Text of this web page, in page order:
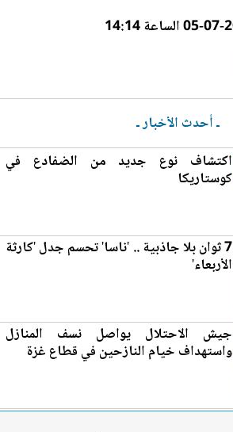
ـ أحدث الأخبار ـ
اكتشاف نوع جديد من الضفادع في
كوستاريكا
7 ثوان بلا جاذبية .. 'ناسا' تحسم جدل 'كارثة
الأربعاء'
جيش الاحتلال يواصل نسف المنازل
واستهداف خيام النازحين في قطاع غزة